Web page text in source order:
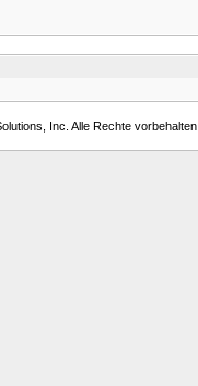
Inc. Alle Rechte vorbehalten.